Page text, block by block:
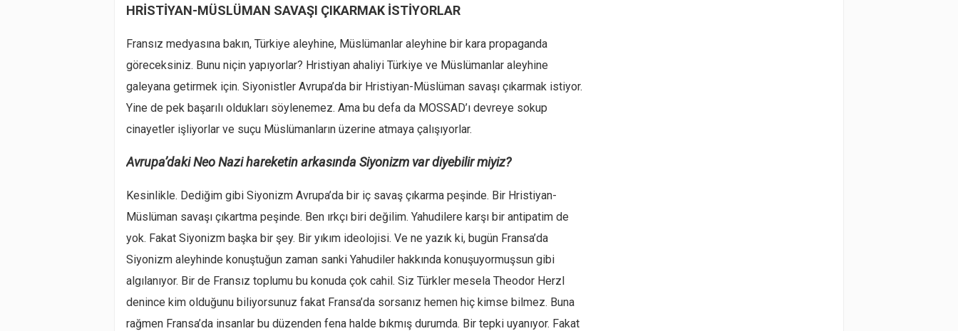
HRİSTİYAN-MÜSLÜMAN SAVAŞI ÇIKARMAK İSTİYORLAR
Fransız medyasına bakın, Türkiye aleyhine, Müslümanlar aleyhine bir kara propaganda
göreceksiniz. Bunu niçin yapıyorlar? Hristiyan ahaliyi Türkiye ve Müslümanlar aleyhine
galeyana getirmek için. Siyonistler Avrupa’da bir Hristiyan-Müslüman savaşı çıkarmak istiyor.
Yine de pek başarılı oldukları söylenemez. Ama bu defa da MOSSAD’ı devreye sokup
cinayetler işliyorlar ve suçu Müslümanların üzerine atmaya çalışıyorlar.
Avrupa’daki Neo Nazi hareketin arkasında Siyonizm var diyebilir miyiz?
Kesinlikle. Dediğim gibi Siyonizm Avrupa’da bir iç savaş çıkarma peşinde. Bir Hristiyan-
Müslüman savaşı çıkartma peşinde. Ben ırkçı biri değilim. Yahudilere karşı bir antipatim de
yok. Fakat Siyonizm başka bir şey. Bir yıkım ideolojisi. Ve ne yazık ki, bugün Fransa’da
Siyonizm aleyhinde konuştuğun zaman sanki Yahudiler hakkında konuşuyormuşsun gibi
algılanıyor. Bir de Fransız toplumu bu konuda çok cahil. Siz Türkler mesela Theodor Herzl
denince kim olduğunu biliyorsunuz fakat Fransa’da sorsanız hemen hiç kimse bilmez. Buna
rağmen Fransa’da insanlar bu düzenden fena halde bıkmış durumda. Bir tepki uyanıyor. Fakat